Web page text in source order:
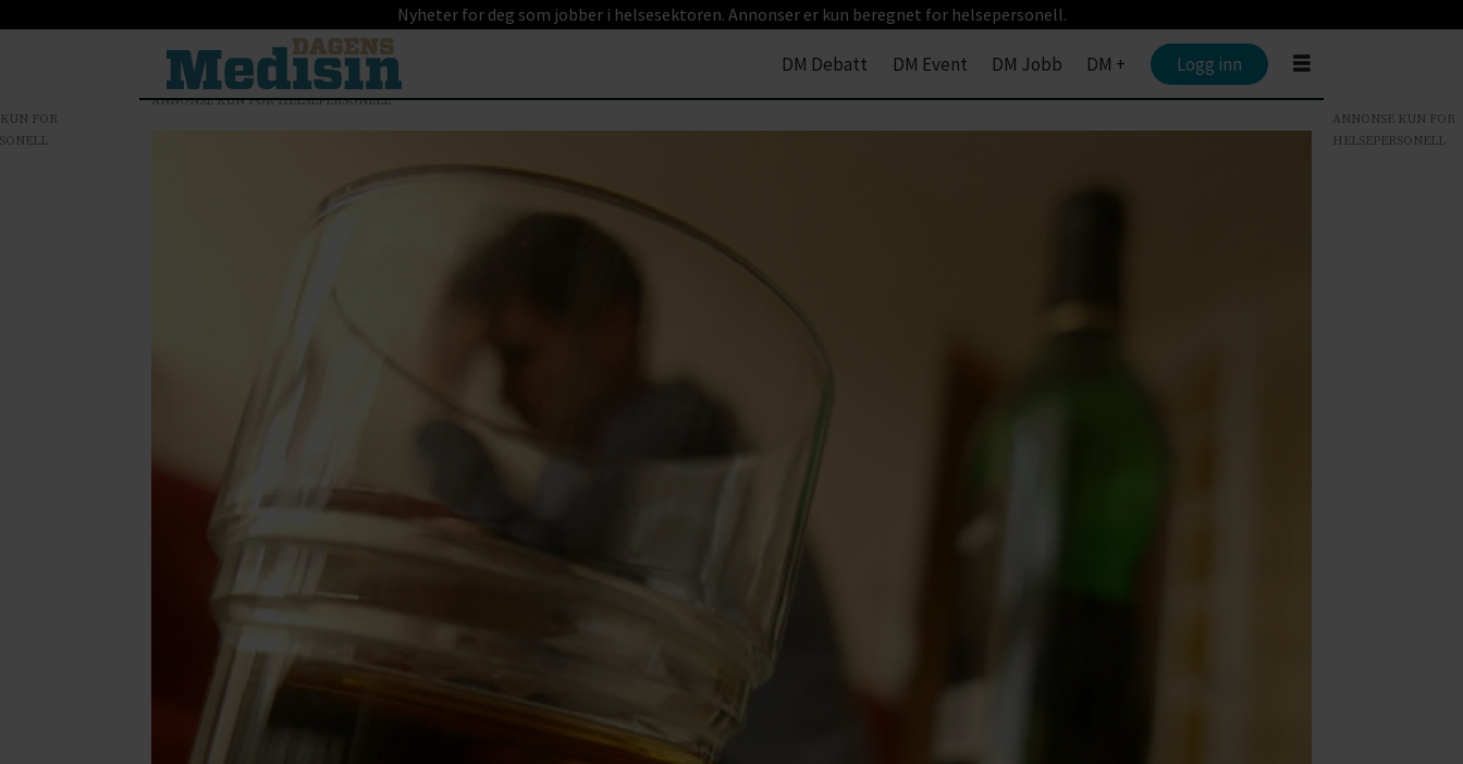
Nyheter for deg som jobber i helsesektoren. Annonser er kun beregnet for helsepersonell.
DM Debatt DM Event DM Jobb DM + Logg inn
ANNONSE KUN FOR HELSEPERSONELL
FOR
ANNONSE KUN FOR
HELSEPERSONELL